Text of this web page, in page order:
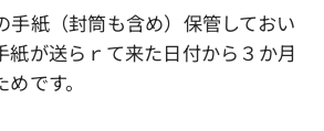
紙（封筒も含め）保管しておい
紙が送らｒて来た日付から３か月
です。